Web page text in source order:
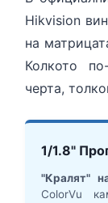
Hikvision
на
Колкото
черта,
1/1.8"
"Кралят"
ColorVu